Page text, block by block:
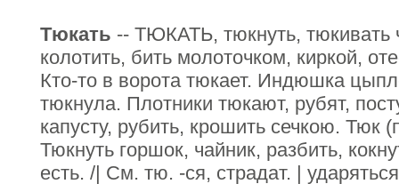
Тюкать -- ТЮКАТЬ, тюкнуть, тюкивать
колотить, бить молоточком, киркой,
Кто-то в ворота тюкает. Индюшка
тюкнула. Плотники тюкают, рубят,
капусту, рубить, крошить сечкою. Тюк
Тюкнуть горшок, чайник, разбить,
есть. /| См. тю. -ся, страдат. |